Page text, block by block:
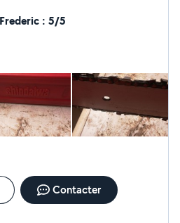
: 5/5
Contacter